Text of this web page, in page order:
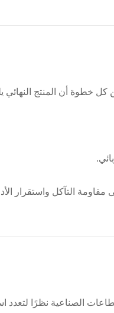
خطوة أن المنتج النهائي
التآكل واستقرار
الصناعية نظرًا لتعدد